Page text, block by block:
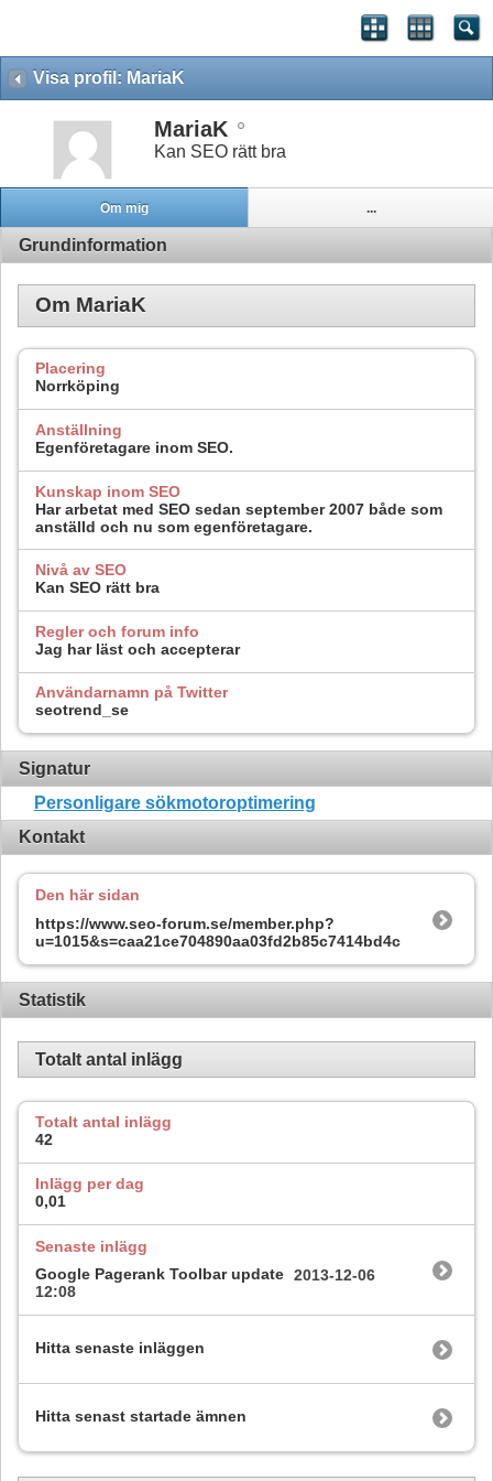
Visa profil: MariaK
MariaK
Kan SEO rätt bra
Om mig ...
Grundinformation
Om MariaK
Placering
Norrköping
Anställning
Egenföretagare inom SEO.
Kunskap inom SEO
Har arbetat med SEO sedan september 2007 både som
anställd och nu som egenföretagare.
Nivå av SEO
Kan SEO rätt bra
Regler och forum info
Jag har läst och accepterar
Användarnamn på Twitter
seotrend_se
Signatur
Personligare sökmotoroptimering
Kontakt
Den här sidan
https://www.seo-forum.se/member.php?
u=1015&s=caa21ce704890aa03fd2b85c7414bd4c
Statistik
Totalt antal inlägg
Totalt antal inlägg
42
Inlägg per dag
0,01
Senaste inlägg
Google Pagerank Toolbar update 2013-12-06
12:08
Hitta senaste inläggen
Hitta senast startade ämnen